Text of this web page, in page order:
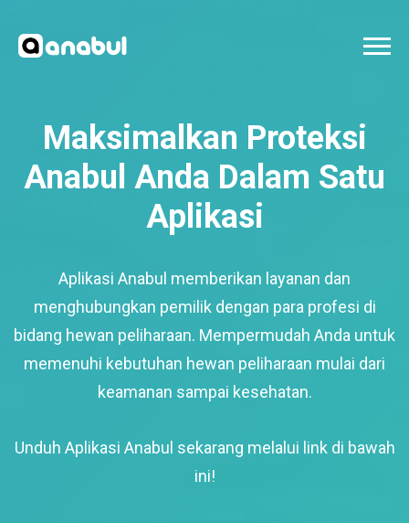
Maksimalkan Proteksi
Anabul Anda Dalam Satu
Aplikasi
Aplikasi Anabul memberikan layanan dan
menghubungkan pemilik dengan para profesi di
bidang hewan peliharaan. Mempermudah Anda untuk
memenuhi kebutuhan hewan peliharaan mulai dari
keamanan sampai kesehatan.
Unduh Aplikasi Anabul sekarang melalui link di bawah
ini!